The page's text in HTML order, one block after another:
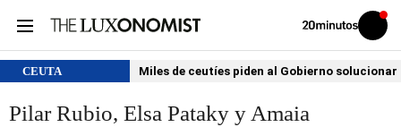
Volver
Iniciar
sesión
CEUTA Miles de ceutíes piden al Gobierno
Pilar Rubio, Elsa Pataky y Amaia